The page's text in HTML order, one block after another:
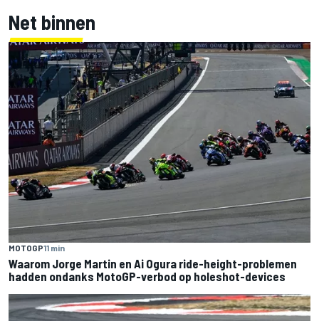
Net binnen
MOTOGP11 min
Waarom Jorge Martin en Ai Ogura ride-height-problemen
hadden ondanks MotoGP-verbod op holeshot-devices